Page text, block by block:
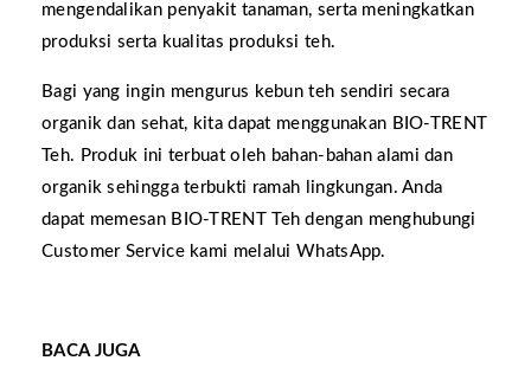
mengendalikan penyakit tanaman, serta meningkatkan
produksi serta kualitas produksi teh.
Bagi yang ingin mengurus kebun teh sendiri secara
organik dan sehat, kita dapat menggunakan BIO-TRENT
Teh. Produk ini terbuat oleh bahan-bahan alami dan
organik sehingga terbukti ramah lingkungan. Anda
dapat memesan BIO-TRENT Teh dengan menghubungi
Customer Service kami melalui WhatsApp.
BACA JUGA